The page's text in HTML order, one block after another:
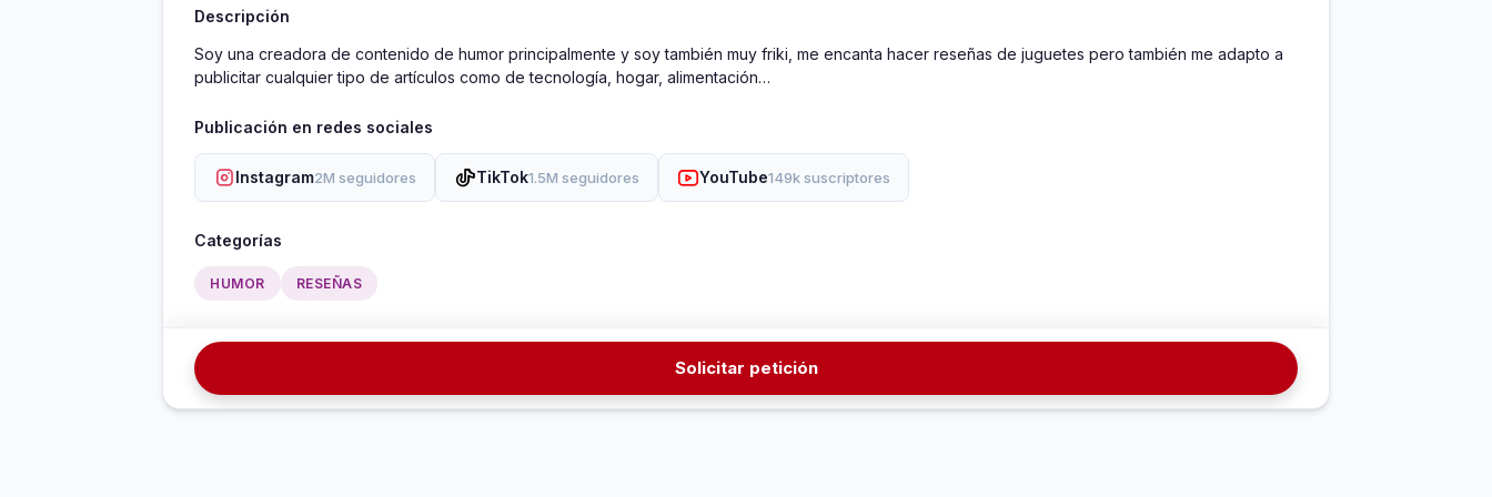
Descripción
Soy una creadora de contenido de humor principalmente y soy también muy friki, me encanta hacer reseñas de juguetes pero también me adapto a
publicitar cualquier tipo de artículos como de tecnología, hogar, alimentación…
Publicación en redes sociales
Instagram2M seguidores TikTok1.5M seguidores YouTube149k suscriptores
Categorías
HUMOR RESEÑAS
Solicitar petición